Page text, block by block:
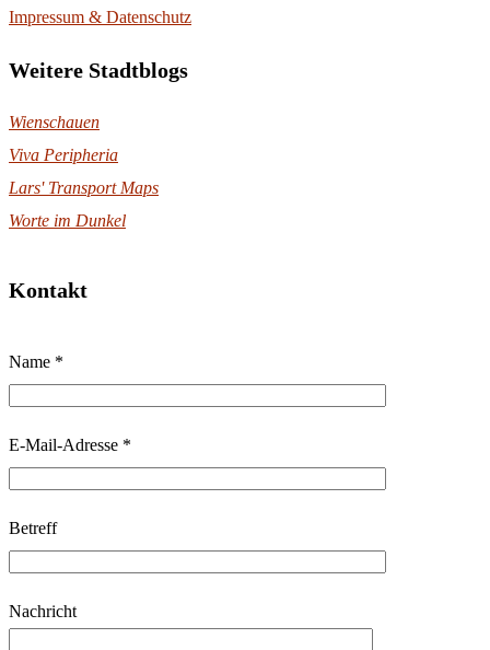
Impressum & Datenschutz
Weitere Stadtblogs
Wienschauen
Viva Peripheria
Lars' Transport Maps
Worte im Dunkel
Kontakt
t
t
e
a
s
s
Name *
E-Mail-Adresse *
Betreff
Nachricht